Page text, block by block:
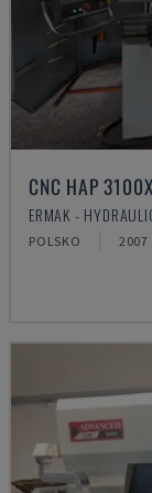
CNC HAP
ERMAK -
POLSKO 2007